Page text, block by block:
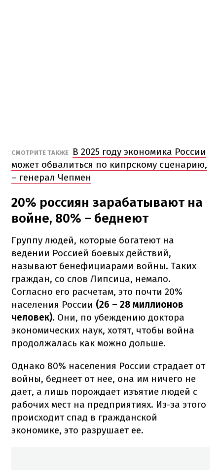
СМОТРИТЕ ТАКЖЕ
В 2025 году экономика России
может обвалиться по кипрскому сценарию,
– генерал Чепмен
20% россиян зарабатывают на
войне, 80% – беднеют
Группу людей, которые богатеют на
ведении Россией боевых действий,
называют бенефициарами войны. Таких
граждан, со слов Липсица, немало.
Согласно его расчетам, это почти 20%
населения России (26 – 28 миллионов
человек). Они, по убеждению доктора
экономических наук, хотят, чтобы война
продолжалась как можно дольше.
Однако 80% населения России страдает от
войны, беднеет от нее, она им ничего не
дает, а лишь порождает изъятие людей с
рабочих мест на предприятиях. Из-за этого
происходит спад в гражданской
экономике, это разрушает ее.